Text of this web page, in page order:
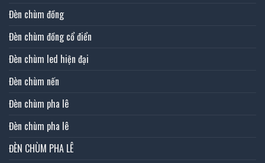
Đèn chùm đồng
Đèn chùm đồng cổ điển
Đèn chùm led hiện đại
Đèn chùm nến
Đèn chùm pha lê
Đèn chùm pha lê
ĐÈN CHÙM PHA LÊ